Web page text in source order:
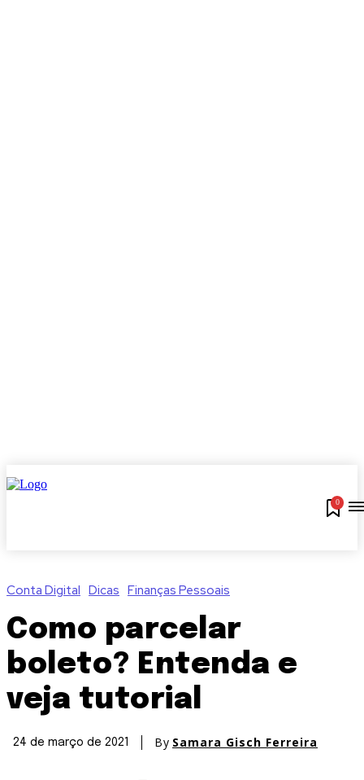
0
Conta Digital Dicas Finanças Pessoais
Como parcelar
boleto? Entenda e
veja tutorial
24 de março de 2021 By Samara Gisch Ferreira